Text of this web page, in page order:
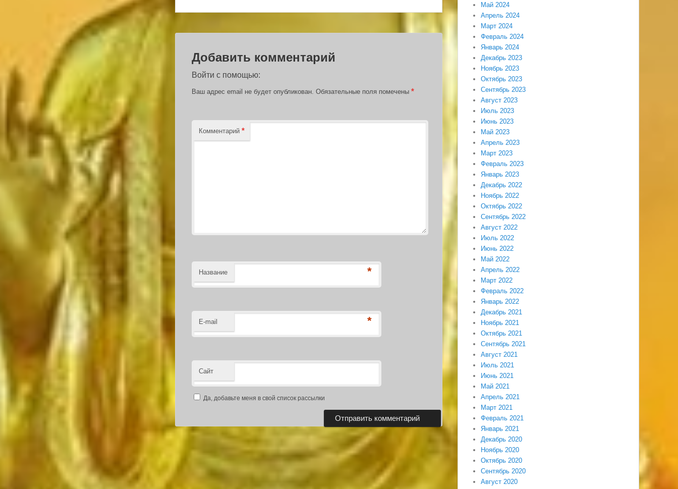
Добавить комментарий
Войти с помощью:
Ваш адрес email не будет опубликован. Обязательные поля помечены *
Комментарий *
Название *
E-mail *
Сайт
Да, добавьте меня в свой список рассылки
Май 2024
Апрель 2024
Март 2024
Февраль 2024
Январь 2024
Декабрь 2023
Ноябрь 2023
Октябрь 2023
Сентябрь 2023
Август 2023
Июль 2023
Июнь 2023
Май 2023
Апрель 2023
Март 2023
Февраль 2023
Январь 2023
Декабрь 2022
Ноябрь 2022
Октябрь 2022
Сентябрь 2022
Август 2022
Июль 2022
Июнь 2022
Май 2022
Апрель 2022
Март 2022
Февраль 2022
Январь 2022
Декабрь 2021
Ноябрь 2021
Октябрь 2021
Сентябрь 2021
Август 2021
Июль 2021
Июнь 2021
Май 2021
Апрель 2021
Март 2021
Февраль 2021
Январь 2021
Декабрь 2020
Ноябрь 2020
Октябрь 2020
Сентябрь 2020
Август 2020